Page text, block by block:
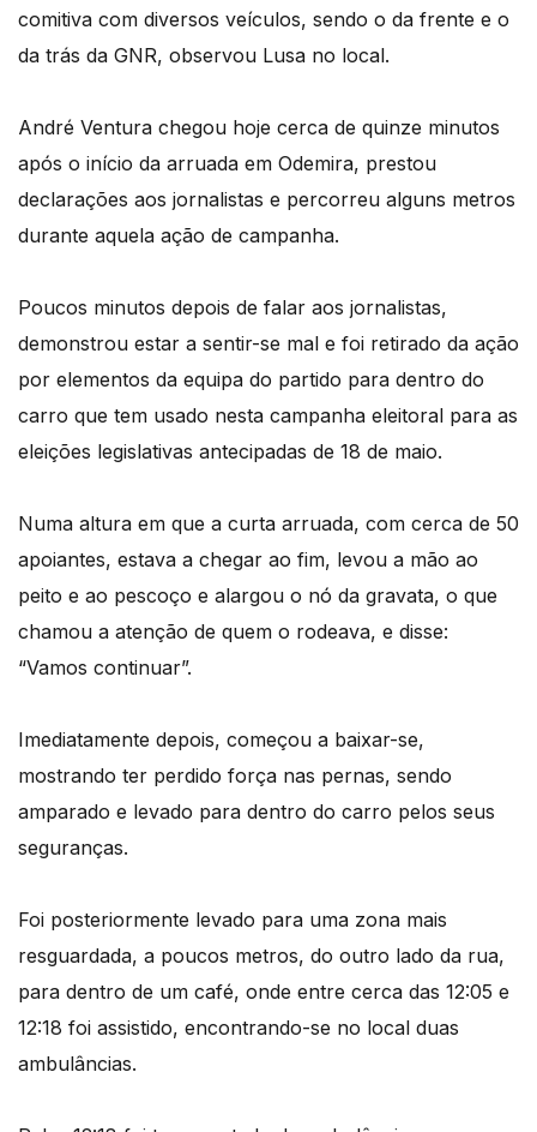
comitiva com diversos veículos, sendo o da frente e o
da trás da GNR, observou Lusa no local.
André Ventura chegou hoje cerca de quinze minutos
após o início da arruada em Odemira, prestou
declarações aos jornalistas e percorreu alguns metros
durante aquela ação de campanha.
Poucos minutos depois de falar aos jornalistas,
demonstrou estar a sentir-se mal e foi retirado da ação
por elementos da equipa do partido para dentro do
carro que tem usado nesta campanha eleitoral para as
eleições legislativas antecipadas de 18 de maio.
Numa altura em que a curta arruada, com cerca de 50
apoiantes, estava a chegar ao fim, levou a mão ao
peito e ao pescoço e alargou o nó da gravata, o que
chamou a atenção de quem o rodeava, e disse:
“Vamos continuar”.
Imediatamente depois, começou a baixar-se,
mostrando ter perdido força nas pernas, sendo
amparado e levado para dentro do carro pelos seus
seguranças.
Foi posteriormente levado para uma zona mais
resguardada, a poucos metros, do outro lado da rua,
para dentro de um café, onde entre cerca das 12:05 e
12:18 foi assistido, encontrando-se no local duas
ambulâncias.